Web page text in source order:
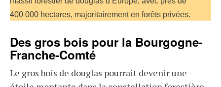
400 000 hectares, majoritairement en forêts privées.
Des gros bois pour la Bourgogne-
Franche-Comté
Le gros bois de douglas pourrait devenir une